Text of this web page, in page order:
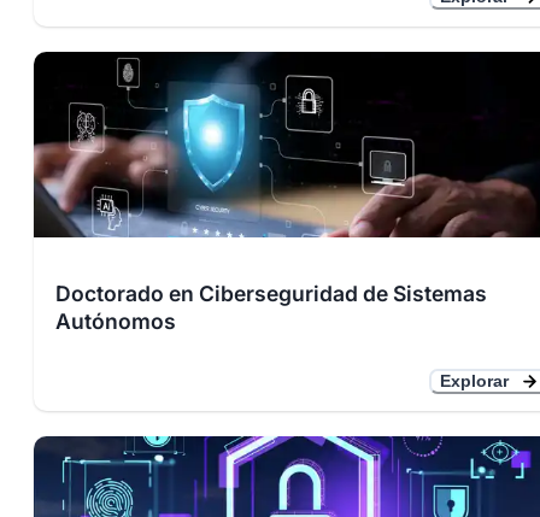
Doctorado en Ciberseguridad de Sistemas
Autónomos
Explorar